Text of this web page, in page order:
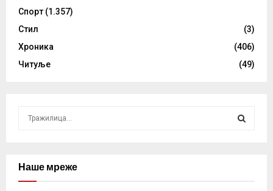
Спорт (1.357)
Стил
(3)
Хроника
(406)
Читуље
(49)
cНаше мреже